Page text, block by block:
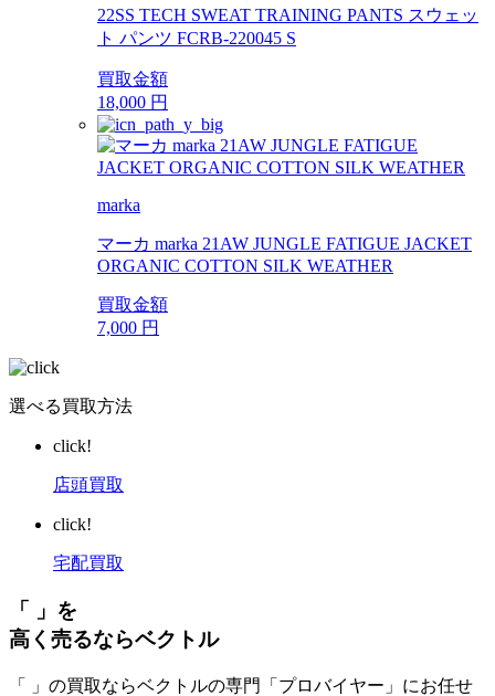
22SS TECH SWEAT TRAINING PANTS スウェッ
ト パンツ FCRB-220045 S
買取金額
18,000 円
marka
マーカ marka 21AW JUNGLE FATIGUE JACKET
ORGANIC COTTON SILK WEATHER
買取金額
7,000 円
選べる買取方法
click!
店頭買取
click!
宅配買取
「 」を
高く売るならベクトル
「 」の買取ならベクトルの専門「プロバイヤー」にお任せ